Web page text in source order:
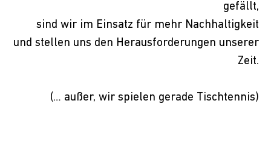
gefällt,
sind wir im Einsatz für mehr Nachhaltigkeit
und stellen uns den Herausforderungen unserer
Zeit.
(… außer, wir spielen gerade Tischtennis)